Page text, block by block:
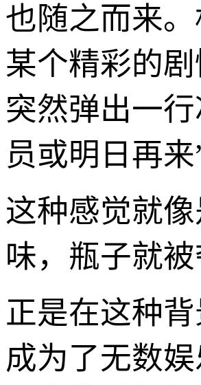
也随之而来
某个精彩的
突然弹出一
员或明日再来
这种感觉就
味，瓶子就
正是在这种
成为了无数